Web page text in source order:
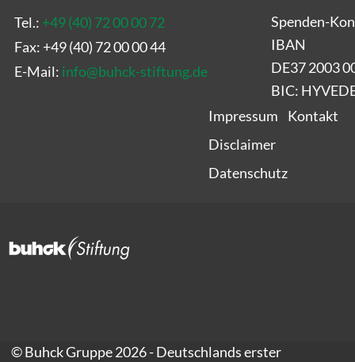
Tel.: +49 (40) 72 00 00 72
Fax: +49 (40) 72 00 00 44
E-Mail: info@buhck-stiftung.de
Spenden-
IBAN
DE37 2003
BIC:
Impressum
Disclaimer
Datenschutz
Kontakt
© Buhck Gruppe 2026 - Deutschlands erster